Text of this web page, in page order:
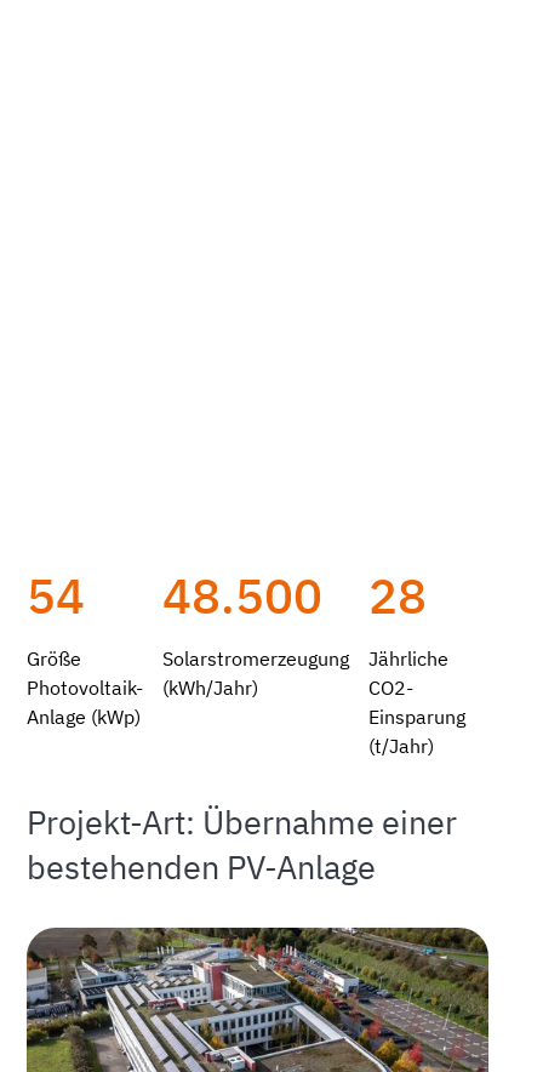
54
Jährliche
CO2-
Einsparung
(t/Jahr)
Solarstromerzeugung
(kWh/Jahr)
Größe
Photovoltaik-
Anlage (kWp)
28
48.500
Projekt-Art: Übernahme einer
bestehenden PV-Anlage